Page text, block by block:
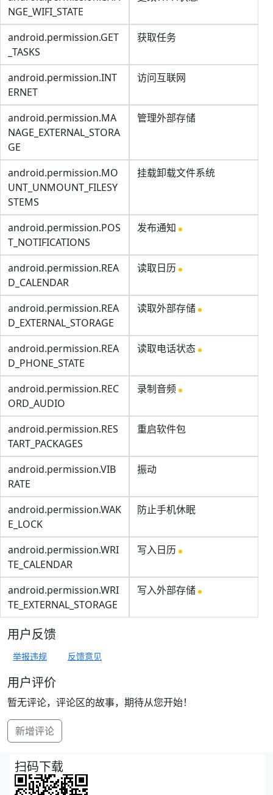
NGE_WIFI_STATE
android.permission.GET
_TASKS
获取任务
android.permission.INT
ERNET
访问互联网
android.permission.MA
NAGE_EXTERNAL_STORA
GE
管理外部存储
android.permission.MO
UNT_UNMOUNT_FILESY
STEMS
挂载卸载文件系统
android.permission.POS
T_NOTIFICATIONS
发布通知
android.permission.REA
D_CALENDAR
读取日历
android.permission.REA
D_EXTERNAL_STORAGE
读取外部存储
android.permission.REA
D_PHONE_STATE
读取电话状态
android.permission.REC
ORD_AUDIO
录制音频
android.permission.RES
TART_PACKAGES
重启软件包
android.permission.VIB
RATE
振动
android.permission.WAK
E_LOCK
防止手机休眠
android.permission.WRI
TE_CALENDAR
写入日历
android.permission.WRI
TE_EXTERNAL_STORAGE
写入外部存储
用户反馈
举报违规 反馈意见
用户评价
暂无评论，评论区的故事，期待从您开始！
新增评论
扫码下载